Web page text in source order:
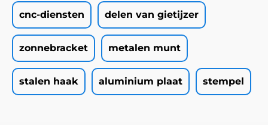
cnc-diensten delen van gietijzer
zonnebracket metalen munt
stalen haak aluminium plaat stempel